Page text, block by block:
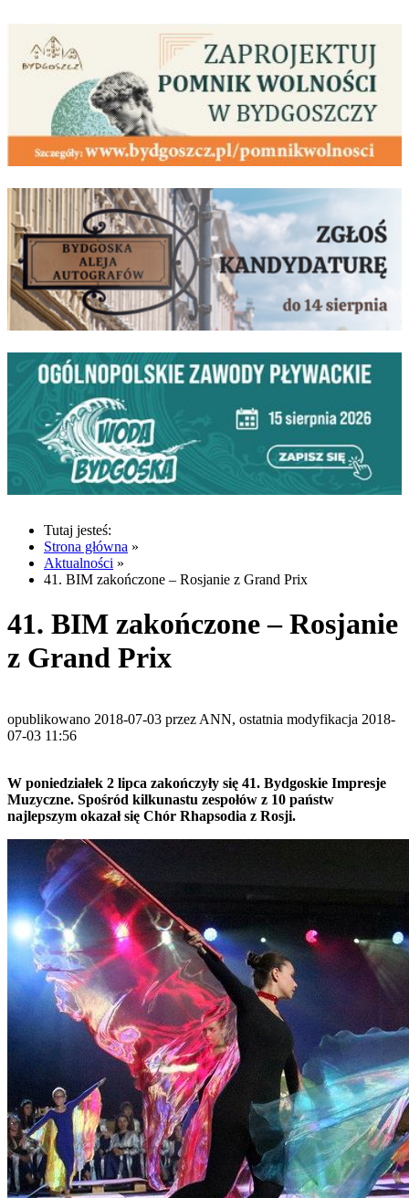
Tutaj jesteś:
Strona główna »
Aktualności »
41. BIM zakończone – Rosjanie z Grand Prix
41. BIM zakończone – Rosjanie
z Grand Prix
opublikowano 2018-07-03 przez ANN, ostatnia modyfikacja 2018-
07-03 11:56
W poniedziałek 2 lipca zakończyły się 41. Bydgoskie Impresje
Muzyczne. Spośród kilkunastu zespołów z 10 państw
najlepszym okazał się Chór Rhapsodia z Rosji.